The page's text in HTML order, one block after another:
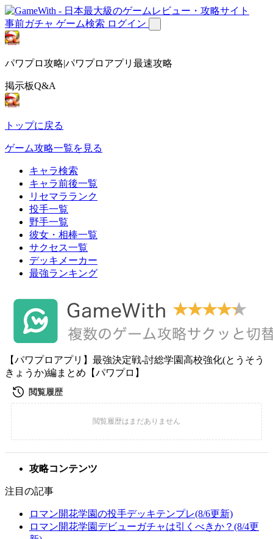
事前ガチャ ゲーム検索 ログイン
パワプロ攻略|パワプロアプリ最速攻略
掲示板Q&A
トップに戻る
ゲーム攻略一覧を見る
キャラ検索
キャラ前後一覧
リセマラランク
投手一覧
野手一覧
彼女・相棒一覧
サクセス一覧
デッキメーカー
最強ランキング
【パワプロアプリ】最強決定戦-討総学園高校強化(とうそう
きょうか)編まとめ【パワプロ】
攻略コンテンツ
注目の記事
ロマン開花学園の投手デッキテンプレ(8/6更新)
ロマン開花学園デビューガチャは引くべきか？(8/4更